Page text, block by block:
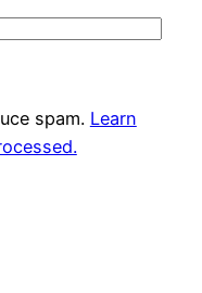
spam. Learn